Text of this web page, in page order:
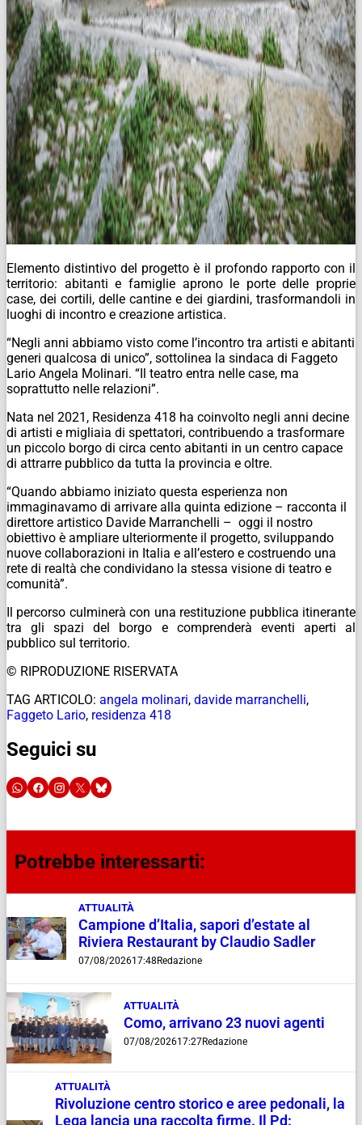
Elemento distintivo del progetto è il profondo rapporto con il
territorio: abitanti e famiglie aprono le porte delle proprie
case, dei cortili, delle cantine e dei giardini, trasformandoli in
luoghi di incontro e creazione artistica.
“Negli anni abbiamo visto come l’incontro tra artisti e abitanti
generi qualcosa di unico”, sottolinea la sindaca di Faggeto
Lario Angela Molinari. “Il teatro entra nelle case, ma
soprattutto nelle relazioni”.
Nata nel 2021, Residenza 418 ha coinvolto negli anni decine
di artisti e migliaia di spettatori, contribuendo a trasformare
un piccolo borgo di circa cento abitanti in un centro capace
di attrarre pubblico da tutta la provincia e oltre.
“Quando abbiamo iniziato questa esperienza non
immaginavamo di arrivare alla quinta edizione – racconta il
direttore artistico Davide Marranchelli – oggi il nostro
obiettivo è ampliare ulteriormente il progetto, sviluppando
nuove collaborazioni in Italia e all’estero e costruendo una
rete di realtà che condividano la stessa visione di teatro e
comunità”.
Il percorso culminerà con una restituzione pubblica itinerante
tra gli spazi del borgo e comprenderà eventi aperti al
pubblico sul territorio.
© RIPRODUZIONE RISERVATA
TAG ARTICOLO: angela molinari, davide marranchelli,
Faggeto Lario, residenza 418
Seguici su
Potrebbe interessarti:
ATTUALITÀ
Campione d’Italia, sapori d’estate al
Riviera Restaurant by Claudio Sadler
07/08/202617:48 Redazione
ATTUALITÀ
Como, arrivano 23 nuovi agenti
07/08/202617:27Redazione
ATTUALITÀ
Rivoluzione centro storico e aree pedonali, la
Lega lancia una raccolta firme. Il Pd: